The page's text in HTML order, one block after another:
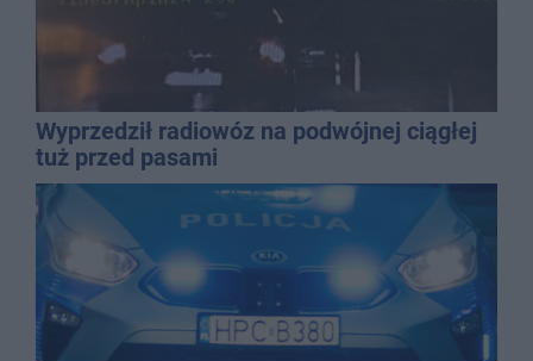
Wyprzedził radiowóz na podwójnej ciągłej
tuż przed pasami